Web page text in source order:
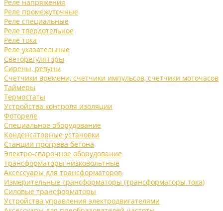
Реле напряжения
Реле промежуточные
Реле специальные
Реле твердотельное
Реле тока
Реле указательные
Светорегуляторы
Сирены, ревуны
Счетчики времени, счетчики импульсов, счетчики моточасов
Таймеры
Термостаты
Устройства контроля изоляции
Фотореле
Специальное оборудование
Конденсаторные установки
Станции прогрева бетона
Электро-сварочное оборудование
Трансформаторы низковольтные
Аксессуары для трансформаторов
Измерительные трансформаторы (трансформаторы тока)
Силовые трансформаторы
Устройства управления электродвигателями